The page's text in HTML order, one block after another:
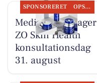
SPONSORERET OPSLAGSTAVLEN
MediSkin gentager
ZO Skin Health
konsultationsdag
31. august